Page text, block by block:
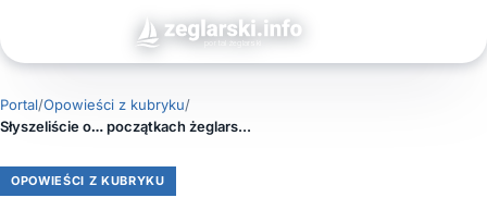
Portal/Opowieści z kubryku/
Słyszeliście o… początkach żeglarstwa lodowego?
OPOWIEŚCI Z KUBRYKU